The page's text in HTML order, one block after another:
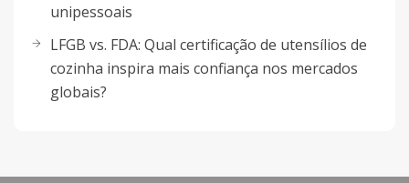
unipessoais
LFGB vs. FDA: Qual certificação de utensílios de
cozinha inspira mais confiança nos mercados
globais?